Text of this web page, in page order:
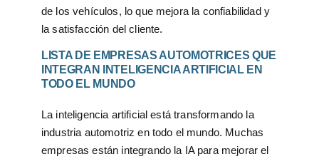
de los vehículos, lo que mejora la confiabilidad y
la satisfacción del cliente.
LISTA DE EMPRESAS AUTOMOTRICES QUE
INTEGRAN INTELIGENCIA ARTIFICIAL EN
TODO EL MUNDO
La inteligencia artificial está transformando la
industria automotriz en todo el mundo. Muchas
empresas están integrando la IA para mejorar el